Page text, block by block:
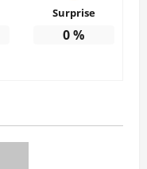
Surprise
0%